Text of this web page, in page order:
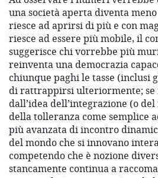
una società aperta diventa
riesce ad aprirsi di più e con
riesce ad essere più mobile, il
suggerisce chi vorrebbe più
reinventa una democrazia
chiunque paghi le tasse (inclusi
di rattrappirsi ulteriormente; se
dall’idea dell’integrazione (o
della tolleranza come semplice
più avanzata di incontro
del mondo che si innovano
competendo che è nozione
stancamente continua a